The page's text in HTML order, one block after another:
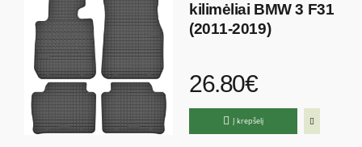
kilimėliai BMW 3 F31
(2011-2019)
26.80€
Į krepšelį